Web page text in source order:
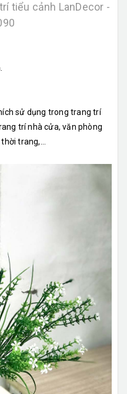
tiểu cảnh LanDecor -
sử dụng trong trang trí
trí nhà cửa, văn phòng
trang,...